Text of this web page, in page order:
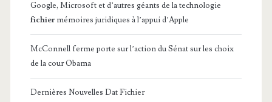
Google, Microsoft et d’autres géants de la technologie
fichier mémoires juridiques à l’appui d’Apple
McConnell ferme porte sur l’action du Sénat sur les choix
de la cour Obama
Dernières Nouvelles Dat Fichier